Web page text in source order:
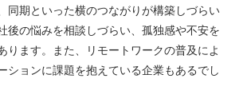
同期といった横のつながりが構築しづらい
後の悩みを相談しづらい、孤独感や不安を
ります。また、リモートワークの普及によ
ションに課題を抱えている企業もあるでし